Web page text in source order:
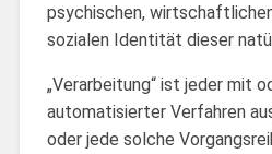
psychischen,
sozialen Identität dieser
„Verarbeitung“ ist jeder mit
automatisierter Verfahren
oder jede solche